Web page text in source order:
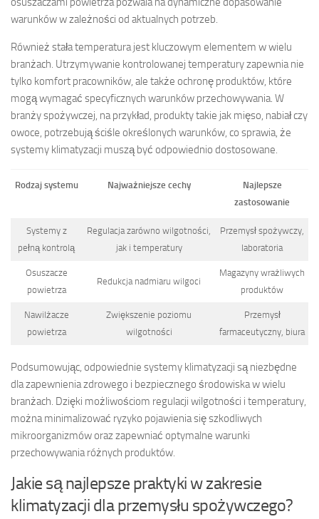
warunków w zależności od aktualnych potrzeb.
Również stała temperatura jest kluczowym elementem w wielu
branżach. Utrzymywanie kontrolowanej temperatury zapewnia nie
tylko komfort pracowników, ale także ochronę produktów, które
mogą wymagać specyficznych warunków przechowywania. W
branży spożywczej, na przykład, produkty takie jak mięso, nabiał czy
owoce, potrzebują ściśle określonych warunków, co sprawia, że
systemy klimatyzacji muszą być odpowiednio dostosowane.
Rodzaj systemu Najważniejsze cechy
Najlepsze
zastosowanie
Systemy z
pełną kontrolą
Regulacja zarówno wilgotności,
jak i temperatury
Przemysł spożywczy,
laboratoria
Osuszacze
powietrza
Redukcja nadmiaru wilgoci
Magazyny wrażliwych
produktów
Nawilżacze
powietrza
Zwiększenie poziomu
wilgotności
Przemysł
farmaceutyczny, biura
Podsumowując, odpowiednie systemy klimatyzacji są niezbędne
dla zapewnienia zdrowego i bezpiecznego środowiska w wielu
branżach. Dzięki możliwościom regulacji wilgotności i temperatury,
można minimalizować ryzyko pojawienia się szkodliwych
mikroorganizmów oraz zapewniać optymalne warunki
przechowywania różnych produktów.
Jakie są najlepsze praktyki w zakresie
klimatyzacji dla przemysłu spożywczego?